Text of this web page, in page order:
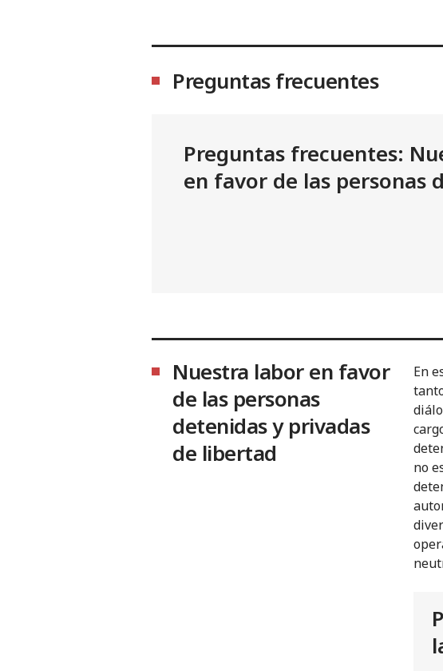
Preguntas frecuentes
Preguntas frecuentes:
en favor de las personas
Nuestra labor en favor
de las personas
detenidas y privadas
de libertad
En
no